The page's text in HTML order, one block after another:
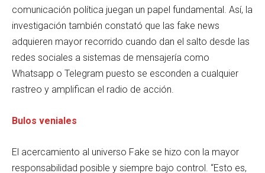
comunicación política juegan un papel fundamental. Así, la
investigación también constató que las fake news
adquieren mayor recorrido cuando dan el salto desde las
redes sociales a sistemas de mensajería como
Whatsapp o Telegram puesto se esconden a cualquier
rastreo y amplifican el radio de acción.
Bulos veniales
El acercamiento al universo Fake se hizo con la mayor
responsabilidad posible y siempre bajo control. “Esto es,